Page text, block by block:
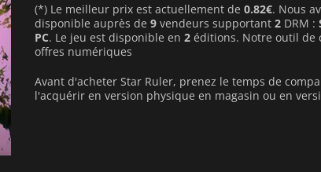
(*) Le meilleur prix est actuellement de 0.82€. Nous
disponible auprès de 9 vendeurs supportant 2 DRM :
PC. Le jeu est disponible en 2 éditions. Notre outil de
offres numériques
Avant d'acheter Star Ruler, prenez le temps de
l'acquérir en version physique en magasin ou en